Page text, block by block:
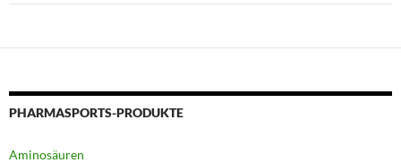
PHARMASPORTS-PRODUKTE
Aminosäuren